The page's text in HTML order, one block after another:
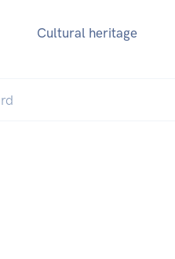
Cultural heritage